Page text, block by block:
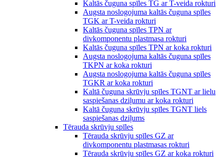
Kaltās čuguna spīles TG ar T-veida rokturi
Augsta noslogojuma kaltās čuguna spīles
TGK ar T-veida rokturi
Kaltās čuguna spīles TPN ar
divkomponentu plastmasa rokturi
Kaltās čuguna spīles TPN ar koka rokturi
Augsta noslogojuma kaltās čuguna spīles
TKPN ar koka rokturi
Augsta noslogojuma kaltās čuguna spīles
TGKR ar koka rokturi
Kaltā čuguna skrūvju spīles TGNT ar lielu
saspiešanas dziļumu ar koka rokturi
Kaltā čuguna skrūvju spīles TGNT liels
saspiešanas dziļums
Tērauda skrūvju spīles
Tērauda skrūvju spīles GZ ar
divkomponentu plastmasas rokturi
Tērauda skrūvju spīles GZ ar koka rokturi